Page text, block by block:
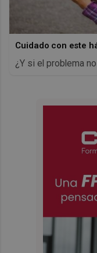
Cuidado con este
¿Y si el problema